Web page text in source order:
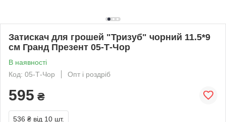
Затискач для грошей "Тризуб" чорний 11.5*9
см Гранд Презент 05-Т-Чор
В наявності
Код: 05-Т-Чор
Опт і роздріб
595 ₴
536 ₴ від 10 шт.